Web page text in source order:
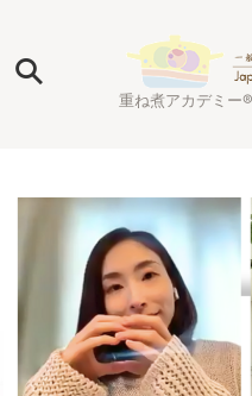
重ね煮アカデミー